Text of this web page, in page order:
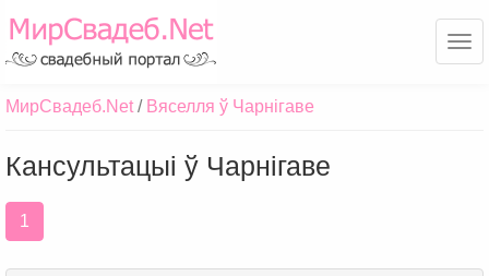
МирСвадеб.Net Вяселля ў Чарнігаве
Кансультацыі ў Чарнігаве
1